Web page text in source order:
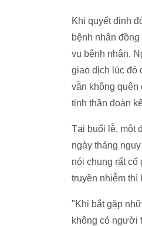
Khi quyết định
bệnh nhân
vụ bệnh nhân.
giao dịch lúc đó
vẫn không
tinh thần
Tại buổi lễ, một
ngày tháng
nói chung rất cố
truyền nhiễm thì
"Khi bắt gặp
không có người